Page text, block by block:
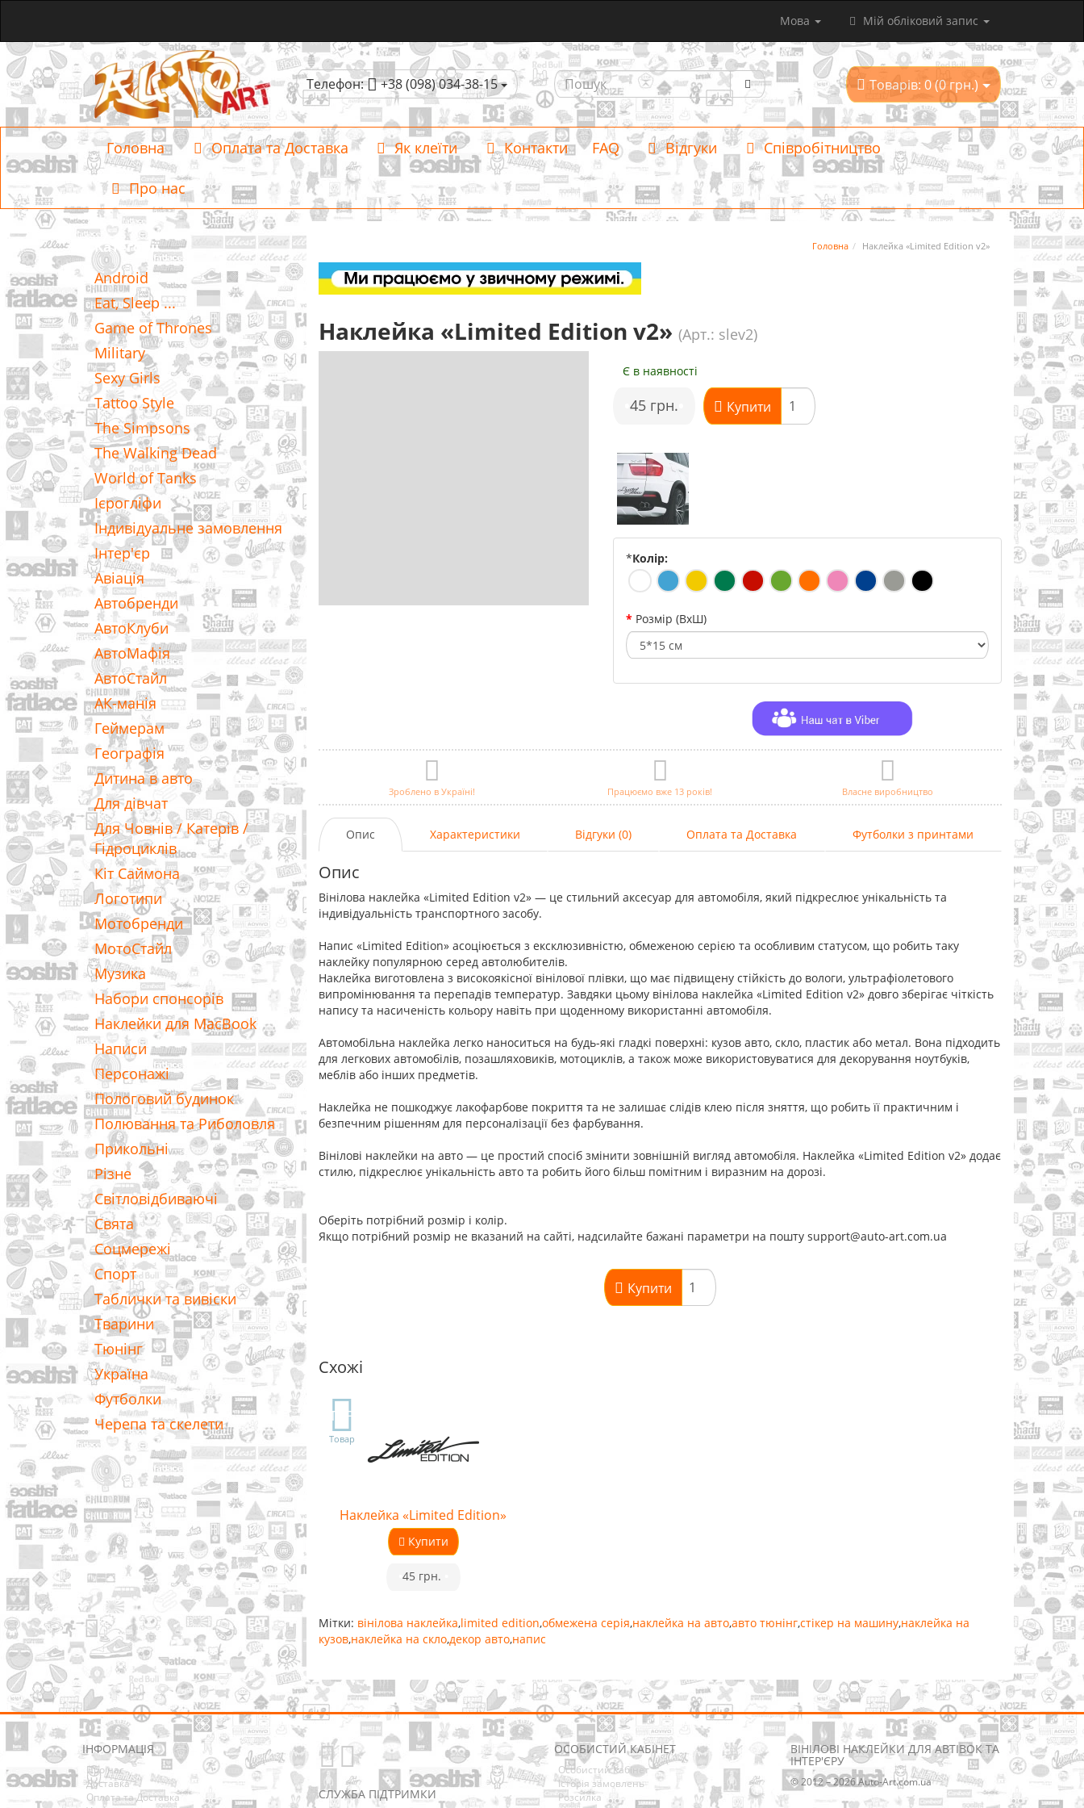
Мова Мій обліковий запис
Телефон: +38 (098) 034-38-15 Товарів: 0 (0 грн.)
Головна Оплата та Доставка Як клеїти Контакти FAQ Відгуки Співробітництво
Про нас
Категорії
Android
Eat, Sleep ...
Game of Thrones
Military
Sexy Girls
Tattoo Style
The Simpsons
The Walking Dead
World of Tanks
Ієрогліфи
Індивідуальне замовлення
Інтер'єр
Авіація
Автобренди
АвтоКлуби
АвтоМафія
АвтоСтайл
АК-манія
Геймерам
Географія
Дитина в авто
Для дівчат
Для Човнів / Катерів /
Гідроциклів
Кіт Саймона
Логотипи
Мотобренди
МотоСтайл
Музика
Набори спонсорів
Наклейки для MacBook
Написи
Персонажі
Пологовий будинок
Полювання та Риболовля
Прикольні
Різне
Світловідбиваючі
Свята
Соцмережі
Спорт
Таблички та вивіски
Тварини
Тюнінг
Україна
Футболки
Черепа та скелети
Головна Наклейка «Limited Edition v2»
Наклейка «Limited Edition v2» (Арт.: slev2)
Є в наявності
•45 грн. Купити
*Колір:
Розмір (ВхШ)
Зроблено в Україні! Працюємо вже 13 років! Власне виробництво
Опис Характеристики Відгуки (0) Оплата та Доставка Футболки з принтами
Опис
Вінілова наклейка «Limited Edition v2» — це стильний аксесуар для автомобіля, який підкреслює унікальність та
індивідуальність транспортного засобу.
Напис «Limited Edition» асоціюється з ексклюзивністю, обмеженою серією та особливим статусом, що робить таку
наклейку популярною серед автолюбителів.
Наклейка виготовлена з високоякісної вінілової плівки, що має підвищену стійкість до вологи, ультрафіолетового
випромінювання та перепадів температур. Завдяки цьому вінілова наклейка «Limited Edition v2» довго зберігає чіткість
напису та насиченість кольору навіть при щоденному використанні автомобіля.
Автомобільна наклейка легко наноситься на будь-які гладкі поверхні: кузов авто, скло, пластик або метал. Вона підходить
для легкових автомобілів, позашляховиків, мотоциклів, а також може використовуватися для декорування ноутбуків,
меблів або інших предметів.
Наклейка не пошкоджує лакофарбове покриття та не залишає слідів клею після зняття, що робить її практичним і
безпечним рішенням для персоналізації без фарбування.
Вінілові наклейки на авто — це простий спосіб змінити зовнішній вигляд автомобіля. Наклейка «Limited Edition v2» додає
стилю, підкреслює унікальність авто та робить його більш помітним і виразним на дорозі.
Оберіть потрібний розмір і колір.
Якщо потрібний розмір не вказаний на сайті, надсилайте бажані параметри на пошту support@auto-art.com.ua
Купити
Схожі
TOP
Товар
Наклейка «Limited Edition»
Купити
45 грн.
Мітки: вінілова наклейка,limited edition,обмежена серія,наклейка на авто,авто тюнінг,стікер на машину,наклейка на
кузов,наклейка на скло,декор авто,напис
ІНФОРМАЦІЯ
Про нас
Доставка
Оплата та Доставка
СЛУЖБА ПІДТРИМКИ
ОСОБИСТИЙ КАБІНЕТ
Особистий Кабінет
Історія замовлень
Розсилка
ВІНІЛОВІ НАКЛЕЙКИ ДЛЯ АВТІВОК ТА
ІНТЕР'ЄРУ
© 2012 – 2026 Auto-Art.com.ua